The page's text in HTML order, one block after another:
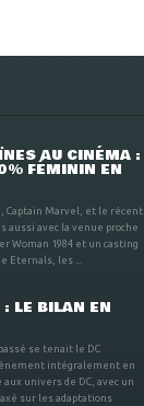
AU CINÉMA :
FÉMININ EN
Captain Marvel, et le récent
aussi avec la venue proche
Woman 1984 et un casting
Eternals, les ...
LE BILAN EN
se tenait le DC
intégralement en
aux univers de DC, avec un
sur les adaptations